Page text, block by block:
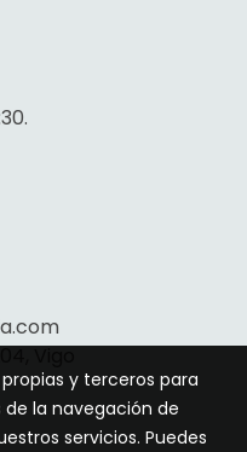
y terceros para
la navegación de
servicios. Puedes